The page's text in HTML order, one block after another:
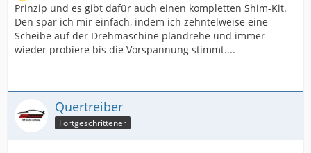
Prinzip und es gibt dafür auch einen kompletten Shim-Kit.
Den spar ich mir einfach, indem ich zehntelweise eine
Scheibe auf der Drehmaschine plandrehe und immer
wieder probiere bis die Vorspannung stimmt....
Quertreiber
Fortgeschrittener